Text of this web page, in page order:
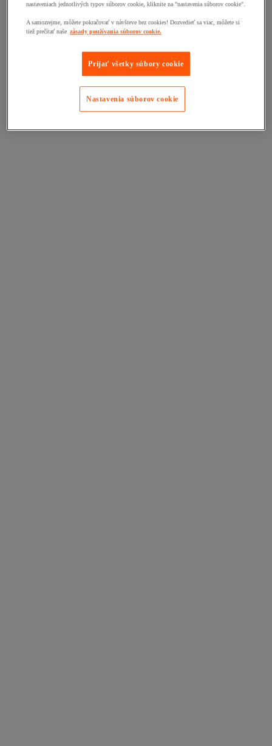
nastaveniach jednotlivých typov súborov cookie, kliknite na "nastavenia súborov cookie".
A samozrejme, môžete pokračovať v návšteve bez cookies! Dozvedieť sa viac, môžete si
tiež prečítať naše zásady používania súborov cookie.
Prijať všetky súbory cookie
Nastavenia súborov cookie